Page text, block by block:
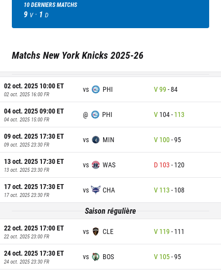
10DERNIERS MATCHS
9 V · 1 D
MatchsNew York Knicks2025-26
02 oct. 2025 10:00ET
02 oct. 2025 16:00 FR
vs PHI V99 -84
04 oct. 2025 09:00ET
04 oct. 2025 15:00 FR
@ PHI V 104- 113
09 oct. 2025 17:30ET
09 oct. 2025 23:30 FR
vs MIN V 100-95
13 oct. 2025 17:30ET
13 oct. 2025 23:30 FR
vs WAS D 103 - 120
17 oct. 2025 17:30ET
17 oct. 2025 23:30 FR
vs CHA V 113 - 108
Saison régulière
22 oct. 2025 17:00ET
22 oct. 2025 23:00 FR
vs CLE V 119 - 111
24 oct. 2025 17:30ET
24 oct. 2025 23:30 FR
vs BOS V 105-95